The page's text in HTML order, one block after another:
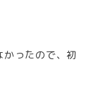
ったので、初